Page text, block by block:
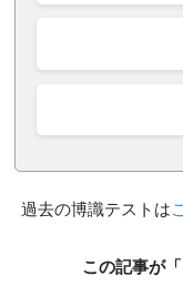
過去の博識テストは
この記事が